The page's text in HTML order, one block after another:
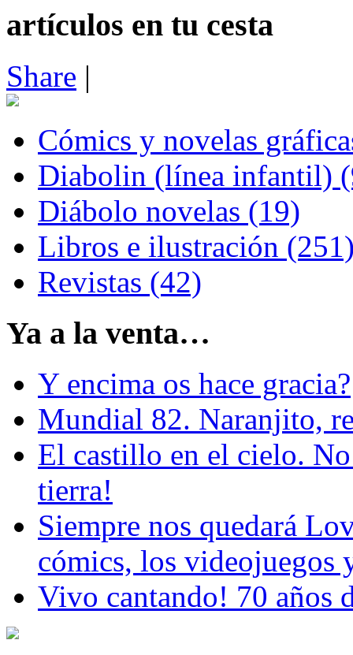
artículos en tu cesta
Share |
Cómics y novelas
Diabolin (línea infantil)
Diábolo novelas (19)
Libros e ilustración
Revistas (42)
Ya a la venta…
Y encima os hace gracia?
Mundial 82. Naranjito,
El castillo en el cielo.
tierra!
Siempre nos quedará
cómics, los videojuegos
Vivo cantando! 70 años